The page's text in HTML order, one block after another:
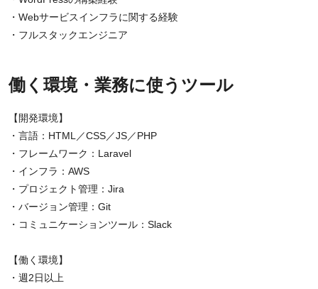
・Webサービスインフラに関する経験
・フルスタックエンジニア
働く環境・業務に使うツール
【開発環境】
・言語：HTML／CSS／JS／PHP
・フレームワーク：Laravel
・インフラ：AWS
・プロジェクト管理：Jira
・バージョン管理：Git
・コミュニケーションツール：Slack
【働く環境】
・週2日以上